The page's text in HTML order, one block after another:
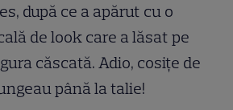
după ce a apărut cu o
de look care a lăsat pe
căscată. Adio, cosițe de
până la talie!